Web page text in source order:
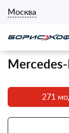
Москва
271